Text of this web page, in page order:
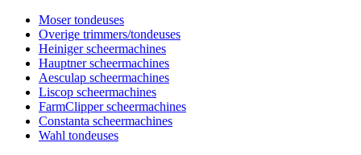
Moser tondeuses
Overige trimmers/tondeuses
Heiniger scheermachines
Hauptner scheermachines
Aesculap scheermachines
Liscop scheermachines
FarmClipper scheermachines
Constanta scheermachines
Wahl tondeuses